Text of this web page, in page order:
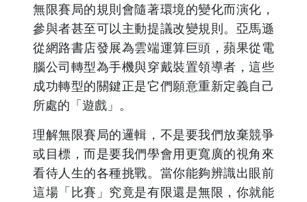
無限賽局的規則會隨著環境的變化而演化，
參與者甚至可以主動提議改變規則。亞馬遜
從網路書店發展為雲端運算巨頭，蘋果從電
腦公司轉型為手機與穿戴裝置領導者，這些
成功轉型的關鍵正是它們願意重新定義自己
所處的「遊戲」。
理解無限賽局的邏輯，不是要我們放棄競爭
或目標，而是要我們學會用更寬廣的視角來
看待人生的各種挑戰。當你能夠辨識出眼前
這場「比賽」究竟是有限還是無限，你就能